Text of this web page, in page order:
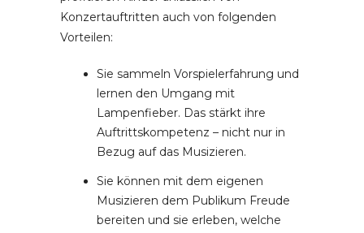
Konzertauftritten auch von folgenden
Vorteilen:
Sie sammeln Vorspielerfahrung und
lernen den Umgang mit
Lampenfieber. Das stärkt ihre
Auftrittskompetenz – nicht nur in
Bezug auf das Musizieren.
Sie können mit dem eigenen
Musizieren dem Publikum Freude
bereiten und sie erleben, welche